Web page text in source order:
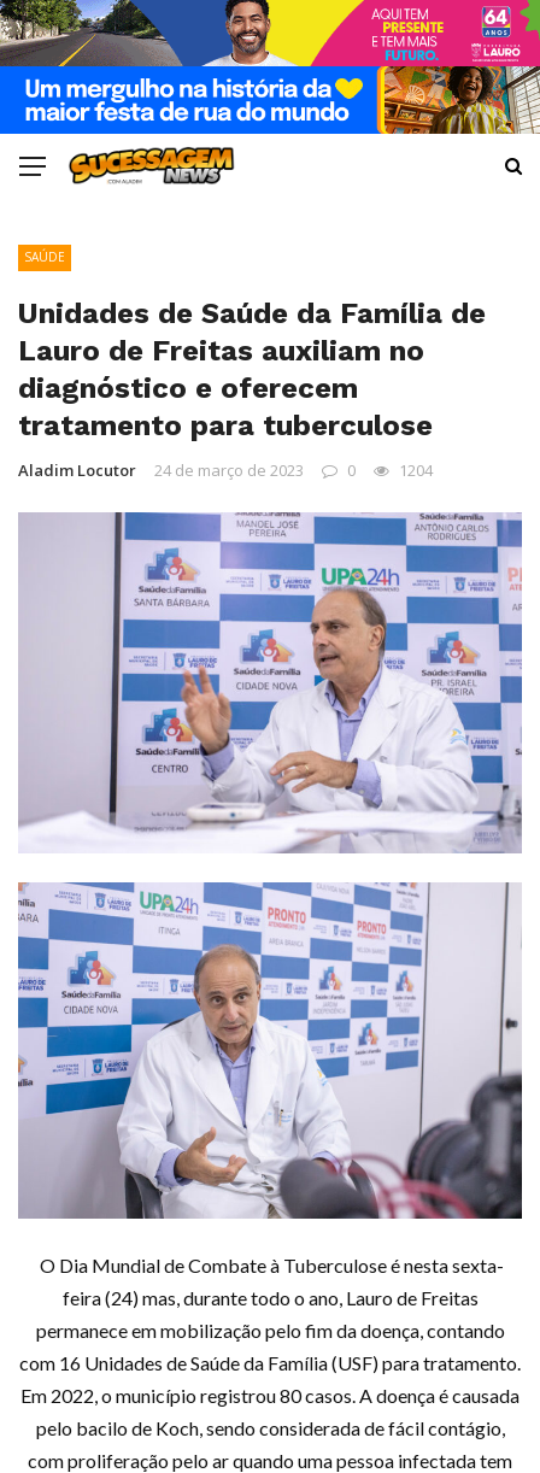
SAÚDE
Unidades de Saúde da Família de
Lauro de Freitas auxiliam no
diagnóstico e oferecem
tratamento para tuberculose
Aladim Locutor 24 de março de 2023 0 1204
O Dia Mundial de Combate à Tuberculose é nesta sexta-
feira (24) mas, durante todo o ano, Lauro de Freitas
permanece em mobilização pelo fim da doença, contando
com 16 Unidades de Saúde da Família (USF) para tratamento.
Em 2022, o município registrou 80 casos. A doença é causada
pelo bacilo de Koch, sendo considerada de fácil contágio,
com proliferação pelo ar quando uma pessoa infectada tem